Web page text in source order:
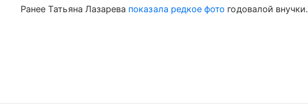
Ранее Татьяна Лазарева показала редкое фото годовалой внучки.